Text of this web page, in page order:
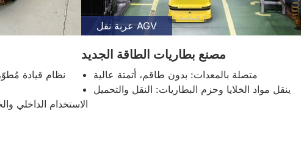
نظام قيادة
الاستخدام الداخلي
عربة نقل AGV
مصنع بطاريات الطاقة الجديد
متصلة بالمعدات: بدون طاقم، أتمتة عالية
ينقل مواد الخلايا وحزم البطاريات: النقل والتحميل